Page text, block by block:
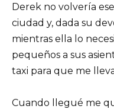
Derek no volvería
ciudad y, dada su
mientras ella lo
pequeños a sus
taxi para que me
Cuando llegué me